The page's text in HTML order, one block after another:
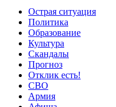
Острая ситуация
Политика
Образование
Культура
Скандалы
Прогноз
Отклик есть!
СВО
Армия